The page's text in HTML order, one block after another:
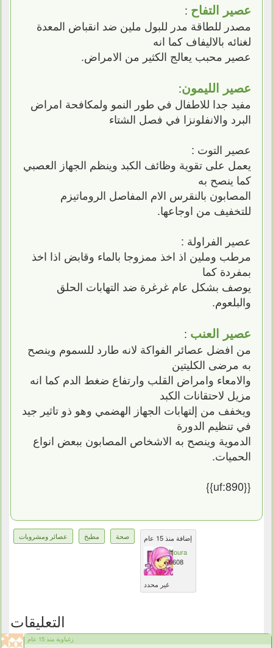
عصير التفاح :
مصدر للطاقة مدر للبول ملين ضد انقباض المعدة
لغنائه بالاليفاف كما انه
عصير محبب يعالج الكثير من الامراض.
عصير الليمون:
مفيد جدا للاطفال في طور النمو ولمكافحة امراض
البرد والانفلونزا في فصل الشتاء
عصير التوت :
يعمل على تقوية وظائف الكبد وينظم الجهاز العصبي
كما ينصح به
المصابون بالنقرس الام المفاصل الروماتيزم
للتخفيف من اوجاعها.
عصير الفراولة :
مرطب وملين اذ اخذ ممزوجا بالماء وقابض اذا اخذ
بمفردة كما
يوصف بشكل عام غرغرة ضد التهابات الحلق
والبلعوم.
عصير العنب :
من افضل عصائر الفواكة لانه طارد للسموم وينصح
به مرضى الكليتين
والامعاء وامراض القلب وارتفاع ضغط الدم كما انه
مزيل لاحتقانات الكبد
ويخفف من إلتهابات الجهاز الهضمي وهو ذو تاثير جيد
في تنظيم الدورة
الدموية وينصح به الاشخاص المصابون ببعض انواع
الحميات.
{{uf:890}}
صحة مطبخ عصائر ومشروبات
إضافة منذ 15 عام
Noura
6608
غير محدد
التعليقات
زغباوية منذ 15 عام